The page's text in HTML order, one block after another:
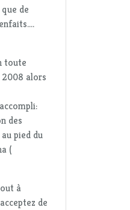
de
toute
alors
des
pied du
(
à
de